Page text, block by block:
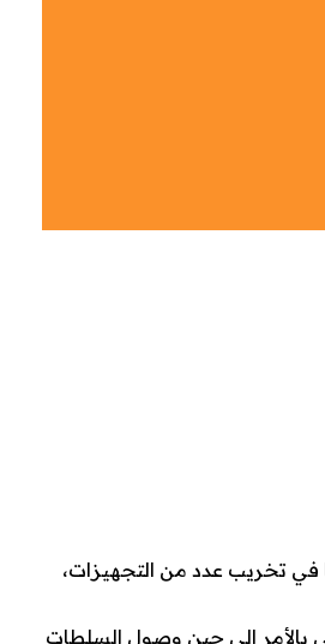
بالرباط، متسببًا في تخريب عدد من التجهيزات،
بالأمر إلى حين وصول السلطات